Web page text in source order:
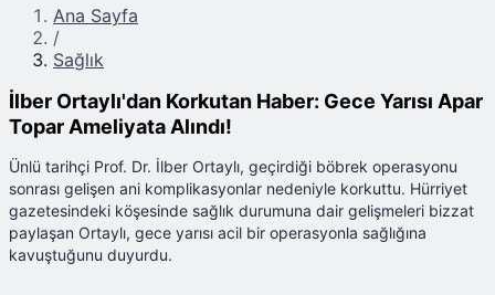
Ana Sayfa
/
Sağlık
İlber Ortaylı'dan Korkutan Haber: Gece Yarısı Apar
Topar Ameliyata Alındı!
Ünlü tarihçi Prof. Dr. İlber Ortaylı, geçirdiği böbrek operasyonu
sonrası gelişen ani komplikasyonlar nedeniyle korkuttu. Hürriyet
gazetesindeki köşesinde sağlık durumuna dair gelişmeleri bizzat
paylaşan Ortaylı, gece yarısı acil bir operasyonla sağlığına
kavuştuğunu duyurdu.